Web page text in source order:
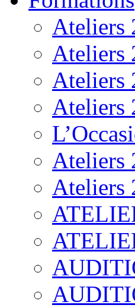
Ateliers
Ateliers
Ateliers
Ateliers
Ateliers
Ateliers